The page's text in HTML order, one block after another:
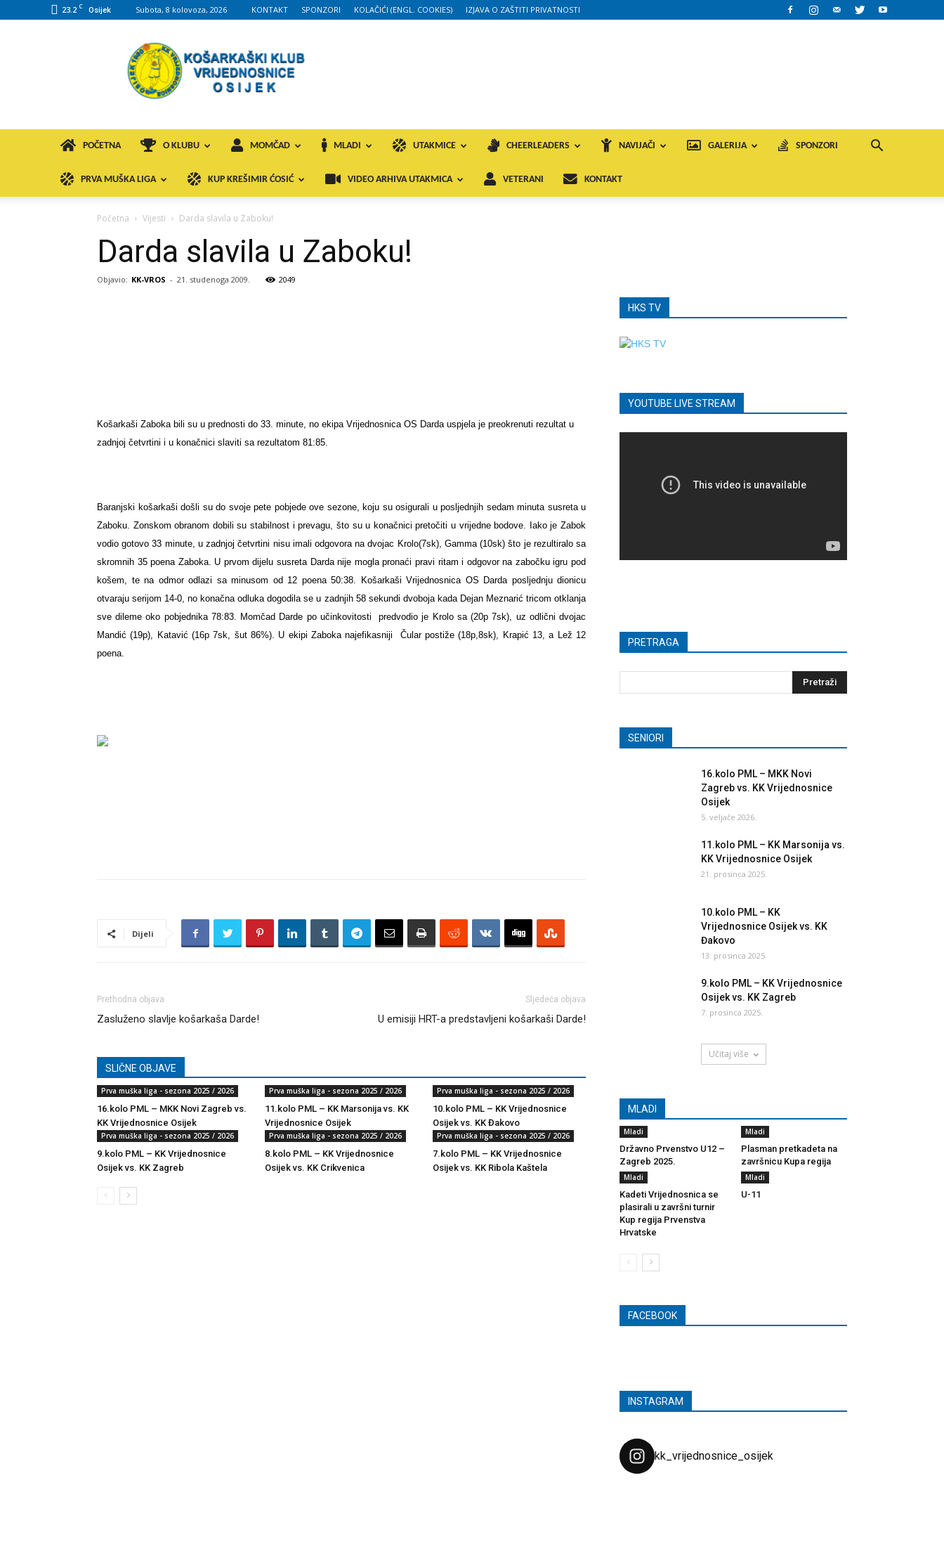
23.2 C Osijek Subota, 8 kolovoza, 2026 KONTAKT SPONZORI KOLAČIĆI (ENGL. COOKIES) IZJAVA O ZAŠTITI PRIVATNOSTI
KK
VROS
POČETNA O KLUBU MOMČAD MLADI UTAKMICE CHEERLEADERS NAVIJAČI GALERIJA SPONZORI
PRVA MUŠKA LIGA KUP KREŠIMIR ĆOSIĆ VIDEO ARHIVA UTAKMICA VETERANI KONTAKT
Početna Vijesti Darda slavila u Zaboku!
Darda slavila u Zaboku!
Objavio: KK-VROS - 21. studenoga 2009. 2049
Košarkaši Zaboka bili su u prednosti do 33. minute, no ekipa Vrijednosnica OS Darda uspjela je preokrenuti rezultat u
zadnjoj četvrtini i u konačnici slaviti sa rezultatom 81:85.
Baranjski košarkaši došli su do svoje pete pobjede ove sezone, koju su osigurali u posljednjih sedam minuta susreta u
Zaboku. Zonskom obranom dobili su stabilnost i prevagu, što su u konačnici pretočiti u vrijedne bodove. Iako je Zabok
vodio gotovo 33 minute, u zadnjoj četvrtini nisu imali odgovora na dvojac Krolo(7sk), Gamma (10sk) što je rezultiralo sa
skromnih 35 poena Zaboka. U prvom dijelu susreta Dardanije mogla pronaći pravi ritam i odgovor na zabočku igru pod
košem,
te na odmor odlazi sa minusom od 12 poena 50:38. Košarkaši Vrijednosnica OS Darda posljednju dionicu
otvaraju serijom 14-0, no konačna odluka dogodila se u zadnjih 58 sekundi dvoboja kada Dejan Meznarić tricom otklanja
sve dileme oko pobjednika 78:83. Momčad Darde po učinkovitosti
predvodio je Krolo sa (20p 7sk), uz odlični dvojac
Mandić (19p), Katavić (16p 7sk, šut 86%). U ekipi Zaboka najefikasniji
Čular postiže (18p,8sk), Krapić 13, a Lež 12
poena.
Dijeli
Prethodna objava
Zasluženo slavlje košarkaša Darde!
Sljedeća objava
U emisiji HRT-a predstavljeni košarkaši Darde!
SLIČNE OBJAVE
Prva muška liga - sezona 2025 / 2026
16.kolo PML – MKK Novi Zagreb vs.
KK Vrijednosnice Osijek
Prva muška liga - sezona 2025 / 2026
11.kolo PML – KK Marsonija vs. KK
Vrijednosnice Osijek
Prva muška liga - sezona 2025 / 2026
10.kolo PML – KK Vrijednosnice
Osijek vs. KK Đakovo
Prva muška liga - sezona 2025 / 2026
9.kolo PML – KK Vrijednosnice
Osijek vs. KK Zagreb
Prva muška liga - sezona 2025 / 2026
8.kolo PML – KK Vrijednosnice
Osijek vs. KK Crikvenica
Prva muška liga - sezona 2025 / 2026
7.kolo PML – KK Vrijednosnice
Osijek vs. KK Ribola Kaštela
HKS TV
YOUTUBE LIVE STREAM
PRETRAGA
SENIORI
16.kolo PML – MKK Novi
Zagreb vs. KK Vrijednosnice
Osijek
5. veljače 2026.
11.kolo PML – KK Marsonija vs.
KK Vrijednosnice Osijek
21. prosinca 2025.
10.kolo PML – KK
Vrijednosnice Osijek vs. KK
Đakovo
13. prosinca 2025.
9.kolo PML – KK Vrijednosnice
Osijek vs. KK Zagreb
7. prosinca 2025.
Učitaj više
MLADI
Mladi
Državno Prvenstvo U12 –
Zagreb 2025.
Mladi
Plasman pretkadeta na
završnicu Kupa regija
Mladi
Kadeti Vrijednosnica se
plasirali u završni turnir
Kup regija Prvenstva
Hrvatske
Mladi
U-11
FACEBOOK
INSTAGRAM
kk_vrijednosnice_osijek